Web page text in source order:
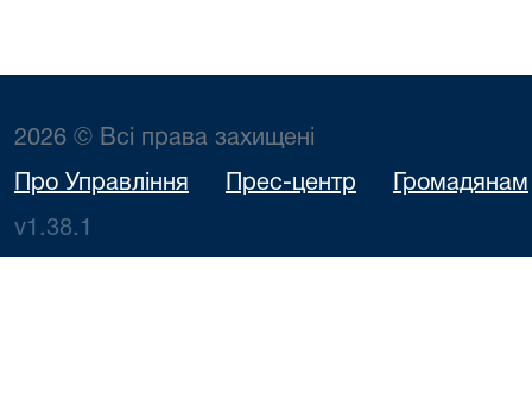
2026 © Всі права захищені
Про Управління Прес-центр Громадянам
v1.38.1